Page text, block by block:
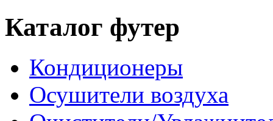
Каталог футер
Кондиционеры
Осушители воздуха